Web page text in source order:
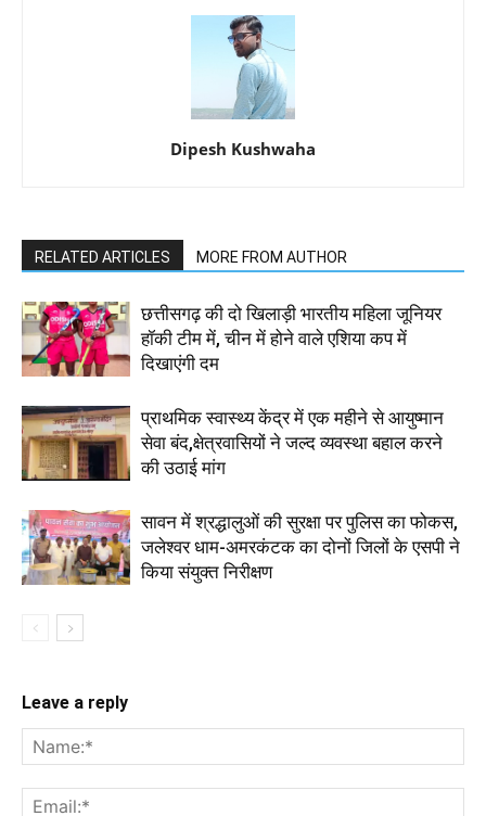
Dipesh Kushwaha
RELATED ARTICLES MORE FROM AUTHOR
छत्तीसगढ़ की दो खिलाड़ी भारतीय महिला जूनियर
हॉकी टीम में, चीन में होने वाले एशिया कप में
दिखाएंगी दम
प्राथमिक स्वास्थ्य केंद्र में एक महीने से आयुष्मान
सेवा बंद,क्षेत्रवासियों ने जल्द व्यवस्था बहाल करने
की उठाई मांग
सावन में श्रद्धालुओं की सुरक्षा पर पुलिस का फोकस,
जलेश्वर धाम-अमरकंटक का दोनों जिलों के एसपी ने
किया संयुक्त निरीक्षण
Leave a reply